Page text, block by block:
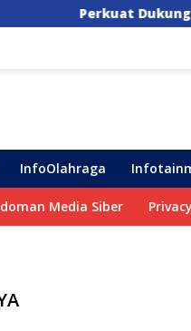
Perkuat Dukungan bagi
InfoOlahraga
Media Siber